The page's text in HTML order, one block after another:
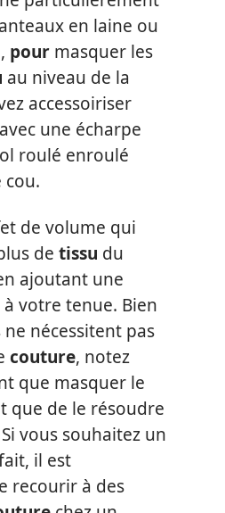
en laine ou
pour masquer les
au niveau de la
accessoiriser
une écharpe
roulé enroulé
de volume qui
de tissu du
ajoutant une
à votre tenue. Bien
ne nécessitent pas
couture, notez
que masquer le
que de le résoudre
vous souhaitez un
il est
recourir à des